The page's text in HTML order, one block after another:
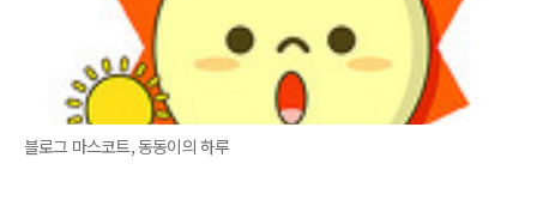
블로그 마스코트, 동동이의 하루